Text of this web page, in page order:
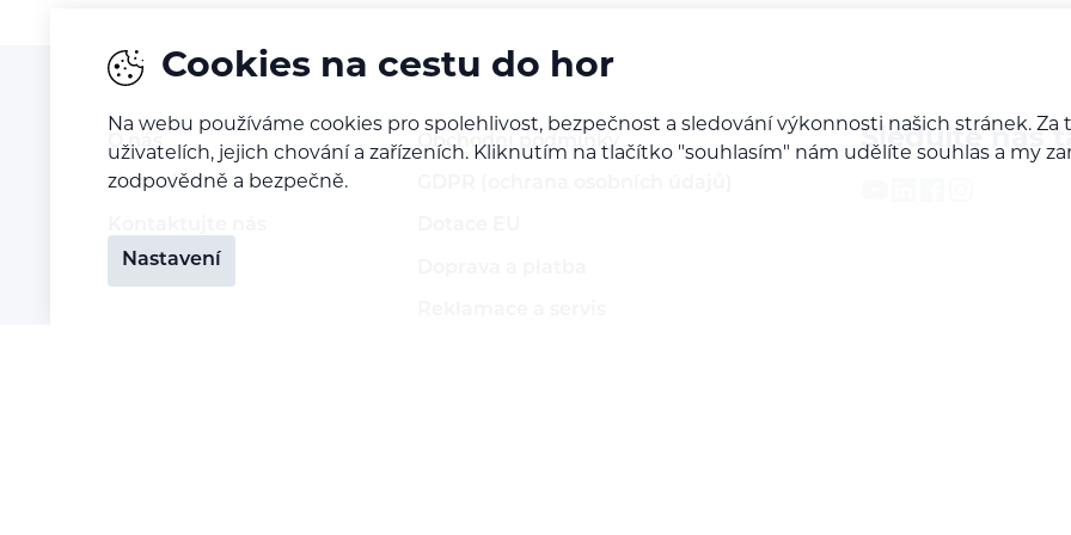
O nás
Naše vize
Kariéra
Obchodní podmínky Sledujte nás
Cookies na cestu do hor
Na webu používáme cookies pro spolehlivost, bezpečnost a sledování výkonnosti našich stránek.
uživatelích, jejich chování a zařízeních. Kliknutím na tlačítko "souhlasím" nám udělíte souhlas a my
zodpovědně a bezpečně.
Nastavení